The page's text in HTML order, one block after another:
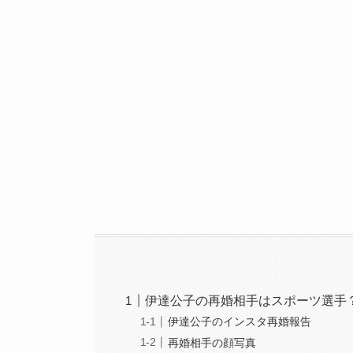
伊達公子の再婚相手はスポーツ選手
伊達公子のインスタ再婚報告
再婚相手の顔写真